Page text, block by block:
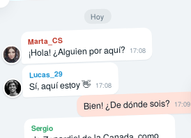
Hoy
Marta_CS
¡Hola! ¿Alguien por aquí? 17:08
Lucas_29
Sí, aquí estoy 👋 17:08
Bien! ¿De dónde sois? 17:09
Sergio